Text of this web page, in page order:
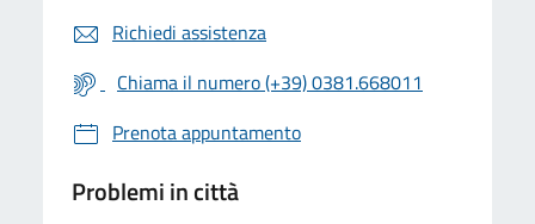
Richiedi assistenza
Chiama il numero (+39) 0381.668011
Prenota appuntamento
Problemi in città